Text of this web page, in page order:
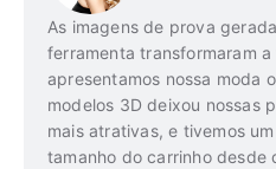
As imagens de prova
ferramenta transformaram
apresentamos nossa moda
modelos 3D deixou nossas
mais atrativas, e tivemos
tamanho do carrinho desde